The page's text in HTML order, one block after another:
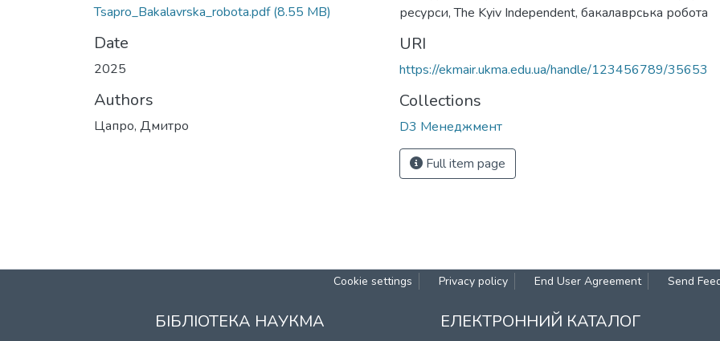
Tsapro_Bakalavrska_robota.pdf(8.55 MB)
Date
2025
Authors
Цапро, Дмитро
ресурси,The Kyiv Independent, бакалаврська робота
URI
https://ekmair.ukma.edu.ua/handle/123456789/35653
Collections
D3 Менеджмент
Full item page
Cookie settings Privacy policy End User Agreement Send
БІБЛІОТЕКА НАУКМА ЕЛЕКТРОННИЙ КАТАЛОГ